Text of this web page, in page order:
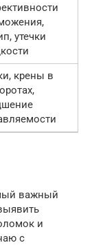
утечки
крены в
важный
и
с